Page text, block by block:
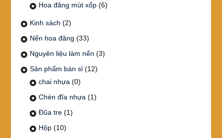
Hoa đăng mút xốp (6)
Kinh sách (2)
Nến hoa đăng (33)
Nguyên liệu làm nến (3)
Sản phẩm bán sỉ (12)
chai nhựa (0)
Chén đĩa nhựa (1)
Đũa tre (1)
Hộp (10)